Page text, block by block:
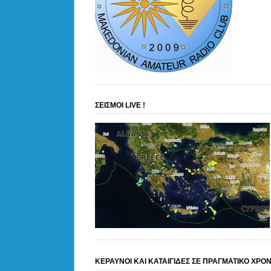
ΣΕΙΣΜΟΙ LIVE !
ΚΕΡΑΥΝΟΙ ΚΑΙ ΚΑΤΑΙΓΙΔΕΣ ΣΕ ΠΡΑΓΜΑΤΙΚΟ